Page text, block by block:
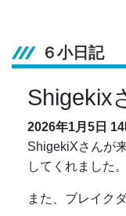
６小日記
Shigekix
2026年1月5日
ShigekiXさんが
してくれました。
また、ブレイク